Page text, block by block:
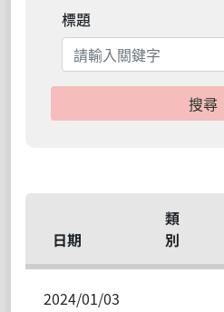
標題
搜尋
日期
類
別
2024/01/03